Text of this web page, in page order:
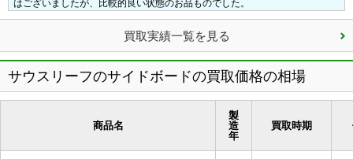
はございましたが、比較的良い状態のお品ものでした。
買取実績一覧を見る
サウスリーフのサイドボードの買取価格の相場
商品名
製
造
年
買取時期